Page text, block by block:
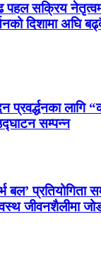
पहल सक्रिय
दिशामा अघि
प्रवर्द्धनका लागि
सम्पन्न
बल’ प्रतियोगिता
जीवनशैलीमा